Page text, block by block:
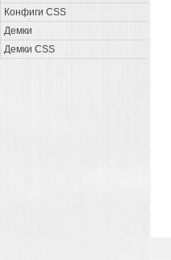
Конфиги CSS
Демки
Демки CSS